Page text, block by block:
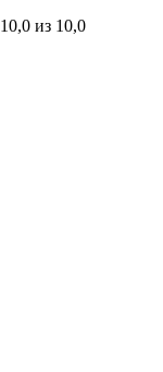
10,0 из 10,0